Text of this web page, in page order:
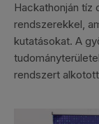
Hackathonján tíz
rendszerekkel,
kutatásokat. A
rendszert